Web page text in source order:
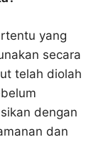
yang
secara
telah diolah
dengan
dan